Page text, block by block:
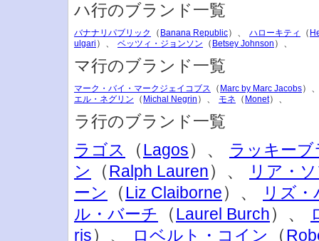
ハ行のブランド一覧
バナナリパブリック （ Banana Republic）、 ハローキティ （
ulgari ）、 ベッツィ・ジョンソン （ Betsey Johnson ）、
マ行のブランド一覧
マーク・バイ・マークジェイコブス （ Marc by Marc Jacobs）
エル・ネグリン （ Michal Negrin ）、 モネ （ Monet）、
ラ行のブランド一覧
ラゴス
（Lagos）、
ラッキー
ン
（Ralph Lauren）、
リア・
ーン
（Liz Claiborne）、
リズ
ル・バーチ
（Laurel Burch）、
ris）、 ロベルト・コイン （